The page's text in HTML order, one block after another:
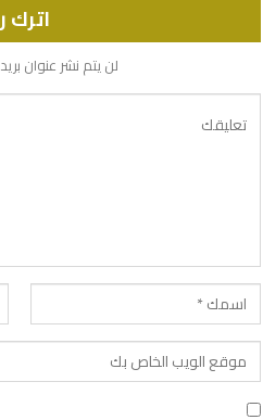
اترك
لن يتم نشر عنوان